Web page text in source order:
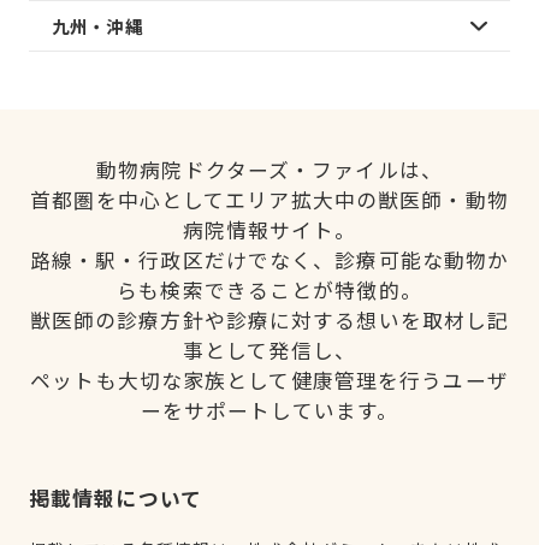
九州・沖縄
動物病院ドクターズ・ファイルは、
首都圏を中心としてエリア拡大中の獣医師・動物
病院情報サイト。
路線・駅・行政区だけでなく、診療可能な動物か
らも検索できることが特徴的。
獣医師の診療方針や診療に対する想いを取材し記
事として発信し、
ペットも大切な家族として健康管理を行うユーザ
ーをサポートしています。
掲載情報について